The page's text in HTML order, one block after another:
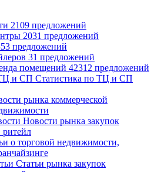
2109 предложений
2031 предложений
предложений
31 предложений
помещений 42312 предложений
и СП Статистика по ТЦ и СП
рынка коммерческой
Новости рынка закупок
ритейл
о торговой недвижимости,
Статьи рынка закупок